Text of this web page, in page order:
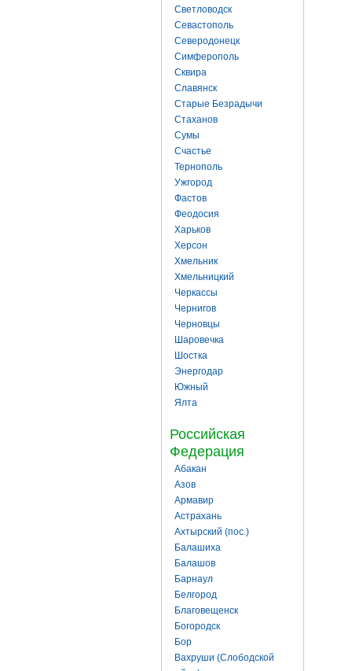
Светловодск
Севастополь
Северодонецк
Симферополь
Сквира
Славянск
Старые Безрадычи
Стаханов
Сумы
Счастье
Тернополь
Ужгород
Фастов
Феодосия
Харьков
Херсон
Хмельник
Хмельницкий
Черкассы
Чернигов
Черновцы
Шаровечка
Шостка
Энергодар
Южный
Ялта
Российская
Федерация
Абакан
Азов
Армавир
Астрахань
Ахтырский (пос.)
Балашиха
Балашов
Барнаул
Белгород
Благовещенск
Богородск
Бор
Вахруши (Слободской